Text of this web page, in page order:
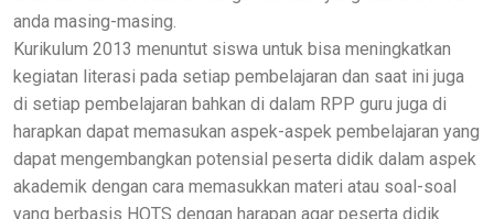
anda masing-masing.
Kurikulum 2013 menuntut siswa untuk bisa meningkatkan
kegiatan literasi pada setiap pembelajaran dan saat ini juga
di setiap pembelajaran bahkan di dalam RPP guru juga di
harapkan dapat memasukan aspek-aspek pembelajaran yang
dapat mengembangkan potensial peserta didik dalam aspek
akademik dengan cara memasukkan materi atau soal-soal
yang berbasis HOTS dengan harapan agar peserta didik